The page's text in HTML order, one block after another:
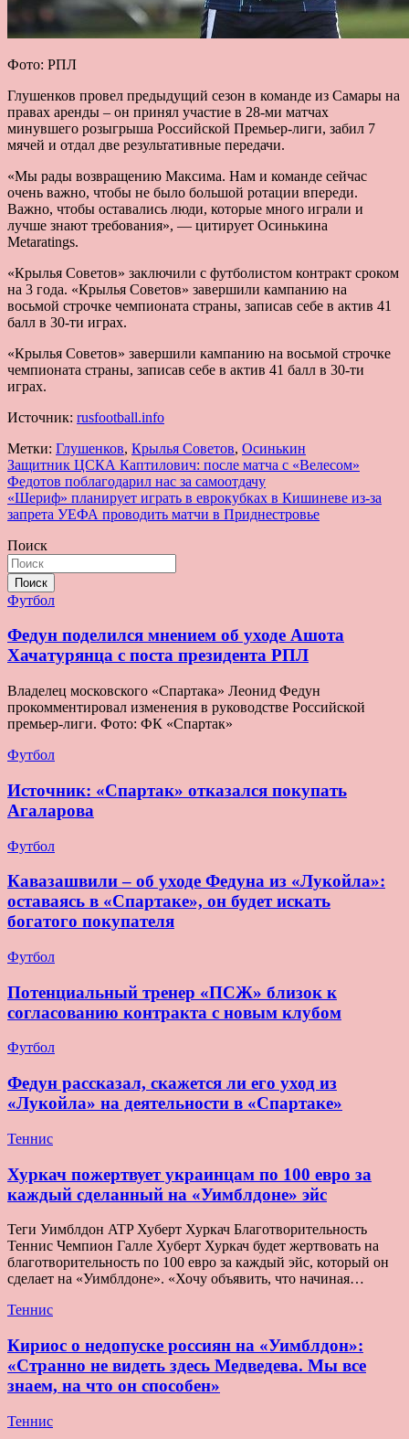
Фото: РПЛ
Глушенков провел предыдущий сезон в команде из Самары на
правах аренды – он принял участие в 28-ми матчах
минувшего розыгрыша Российской Премьер-лиги, забил 7
мячей и отдал две результативные передачи.
«Мы рады возвращению Максима. Нам и команде сейчас
очень важно, чтобы не было большой ротации впереди.
Важно, чтобы оставались люди, которые много играли и
лучше знают требования», — цитирует Осинькина
Metaratings.
«Крылья Советов» заключили с футболистом контракт сроком
на 3 года. «Крылья Советов» завершили кампанию на
восьмой строчке чемпионата страны, записав себе в актив 41
балл в 30-ти играх.
«Крылья Советов» завершили кампанию на восьмой строчке
чемпионата страны, записав себе в актив 41 балл в 30-ти
играх.
Источник: rusfootball.info
Метки: Глушенков, Крылья Советов, Осинькин
Навигация
по
записям
Защитник ЦСКА Каптилович: после матча с «Велесом»
Федотов поблагодарил нас за самоотдачу
«Шериф» планирует играть в еврокубках в Кишиневе из-за
запрета УЕФА проводить матчи в Приднестровье
Поиск
Поиск
Футбол
Федун поделился мнением об уходе Ашота
Хачатурянца с поста президента РПЛ
Владелец московского «Спартака» Леонид Федун
прокомментировал изменения в руководстве Российской
премьер-лиги. Фото: ФК «Спартак»
Футбол
Источник: «Спартак» отказался покупать
Агаларова
Футбол
Кавазашвили – об уходе Федуна из «Лукойла»:
оставаясь в «Спартаке», он будет искать
богатого покупателя
Футбол
Потенциальный тренер «ПСЖ» близок к
согласованию контракта с новым клубом
Футбол
Федун рассказал, скажется ли его уход из
«Лукойла» на деятельности в «Спартаке»
Теннис
Хуркач пожертвует украинцам по 100 евро за
каждый сделанный на «Уимблдоне» эйс
Теги Уимблдон ATP Хуберт Хуркач Благотворительность
Теннис Чемпион Галле Хуберт Хуркач будет жертвовать на
благотворительность по 100 евро за каждый эйс, который он
сделает на «Уимблдоне». «Хочу объявить, что начиная…
Теннис
Кириос о недопуске россиян на «Уимблдон»:
«Странно не видеть здесь Медведева. Мы все
знаем, на что он способен»
Теннис